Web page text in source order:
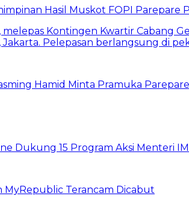
Hasil Muskot FOPI Parepare
Hamid Minta Pramuka
Dukung 15 Program Aksi Menteri
MyRepublic Terancam Dicabut